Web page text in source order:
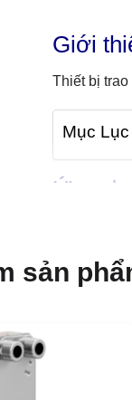
Giới
Thiết bị
Mục Lục
Ứng
Làm mát
Lợi
sản